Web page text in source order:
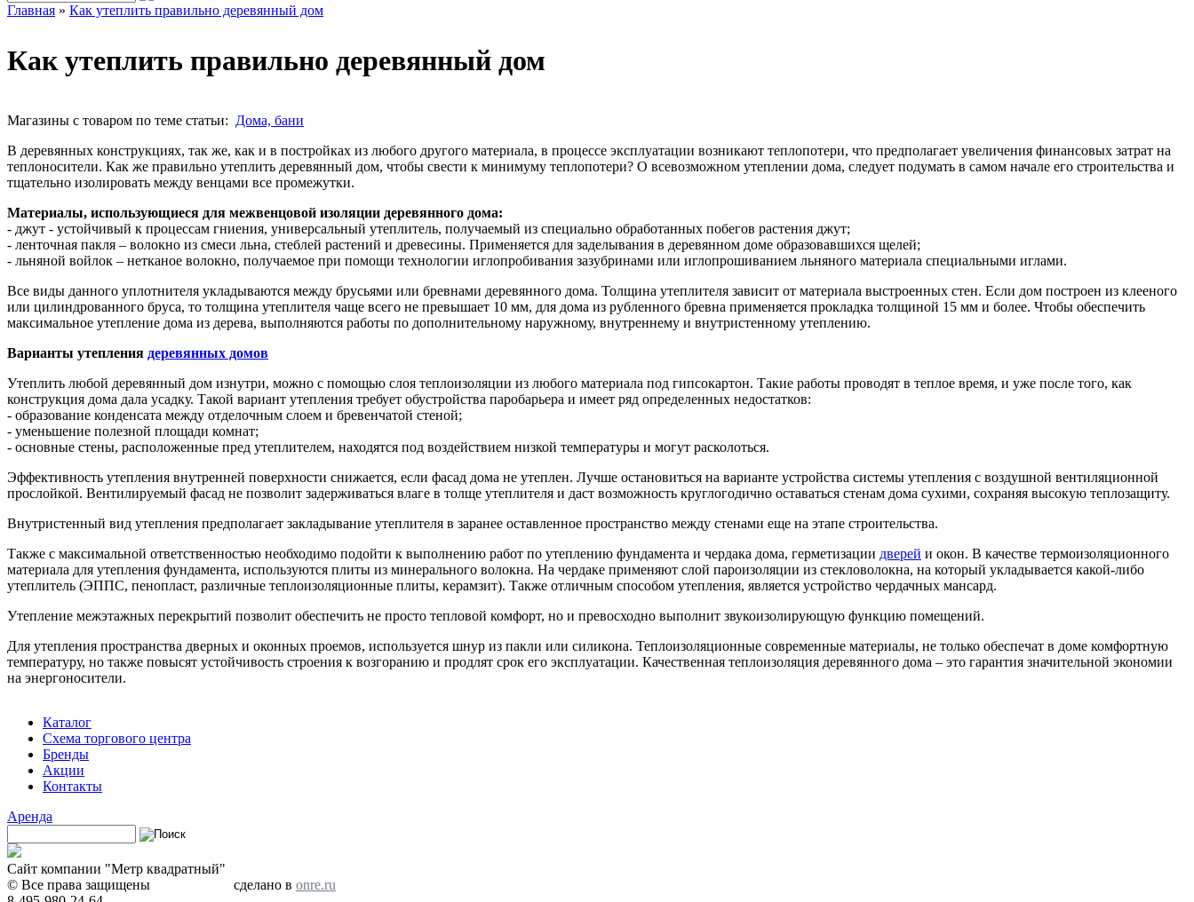
Форма поиска
Главная » Как утеплить правильно деревянный дом
Как утеплить правильно деревянный дом
Магазины с товаром по теме статьи: Дома, бани
В деревянных конструкциях, так же, как и в постройках из любого другого материала, в процессе эксплуатации возникают теплопотери, что предполагает увеличения финансовых затрат на
теплоносители. Как же правильно утеплить деревянный дом, чтобы свести к минимуму теплопотери? О всевозможном утеплении дома, следует подумать в самом начале его строительства и
тщательно изолировать между венцами все промежутки.
Материалы, использующиеся для межвенцовой изоляции деревянного дома:
- джут - устойчивый к процессам гниения, универсальный утеплитель, получаемый из специально обработанных побегов растения джут;
- ленточная пакля – волокно из смеси льна, стеблей растений и древесины. Применяется для заделывания в деревянном доме образовавшихся щелей;
- льняной войлок – нетканое волокно, получаемое при помощи технологии иглопробивания зазубринами или иглопрошиванием льняного материала специальными иглами.
Все виды данного уплотнителя укладываются между брусьями или бревнами деревянного дома. Толщина утеплителя зависит от материала выстроенных стен. Если дом построен из клееного
или цилиндрованного бруса, то толщина утеплителя чаще всего не превышает 10 мм, для дома из рубленного бревна применяется прокладка толщиной 15 мм и более. Чтобы обеспечить
максимальное утепление дома из дерева, выполняются работы по дополнительному наружному, внутреннему и внутристенному утеплению.
Варианты утепления деревянных домов
Утеплить любой деревянный дом изнутри, можно с помощью слоя теплоизоляции из любого материала под гипсокартон. Такие работы проводят в теплое время, и уже после того, как
конструкция дома дала усадку. Такой вариант утепления требует обустройства паробарьера и имеет ряд определенных недостатков:
- образование конденсата между отделочным слоем и бревенчатой стеной;
- уменьшение полезной площади комнат;
- основные стены, расположенные пред утеплителем, находятся под воздействием низкой температуры и могут расколоться.
Эффективность утепления внутренней поверхности снижается, если фасад дома не утеплен. Лучше остановиться на варианте устройства системы утепления с воздушной вентиляционной
прослойкой. Вентилируемый фасад не позволит задерживаться влаге в толще утеплителя и даст возможность круглогодично оставаться стенам дома сухими, сохраняя высокую теплозащиту.
Внутристенный вид утепления предполагает закладывание утеплителя в заранее оставленное пространство между стенами еще на этапе строительства.
Также с максимальной ответственностью необходимо подойти к выполнению работ по утеплению фундамента и чердака дома, герметизации дверей и окон. В качестве термоизоляционного
материала для утепления фундамента, используются плиты из минерального волокна. На чердаке применяют слой пароизоляции из стекловолокна, на который укладывается какой-либо
утеплитель (ЭППС, пенопласт, различные теплоизоляционные плиты, керамзит). Также отличным способом утепления, является устройство чердачных мансард.
Утепление межэтажных перекрытий позволит обеспечить не просто тепловой комфорт, но и превосходно выполнит звукоизолирующую функцию помещений.
Для утепления пространства дверных и оконных проемов, используется шнур из пакли или силикона. Теплоизоляционные современные материалы, не только обеспечат в доме комфортную
температуру, но также повысят устойчивость строения к возгоранию и продлят срок его эксплуатации. Качественная теплоизоляция деревянного дома – это гарантия значительной экономии
на энергоносители.
Каталог
Схема торгового центра
Бренды
Акции
Контакты
Аренда
Форма поиска
Сайт компании "Метр квадратный"
© Все права защищены
сделано в onre.ru